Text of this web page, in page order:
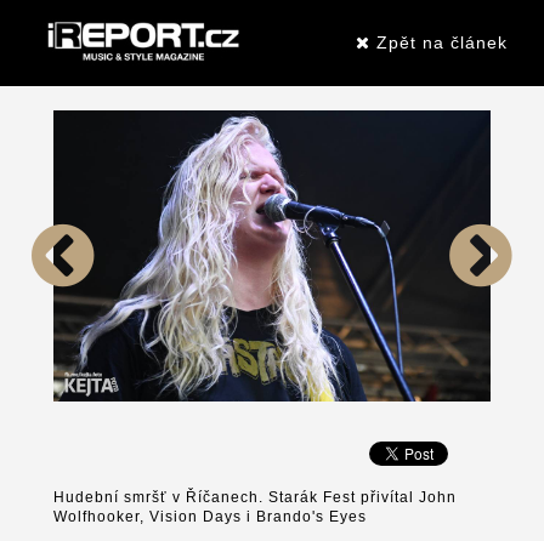
Zpět na článek
Hudební smršť v Říčanech. Starák Fest přivítal John
Wolfhooker, Vision Days i Brando's Eyes